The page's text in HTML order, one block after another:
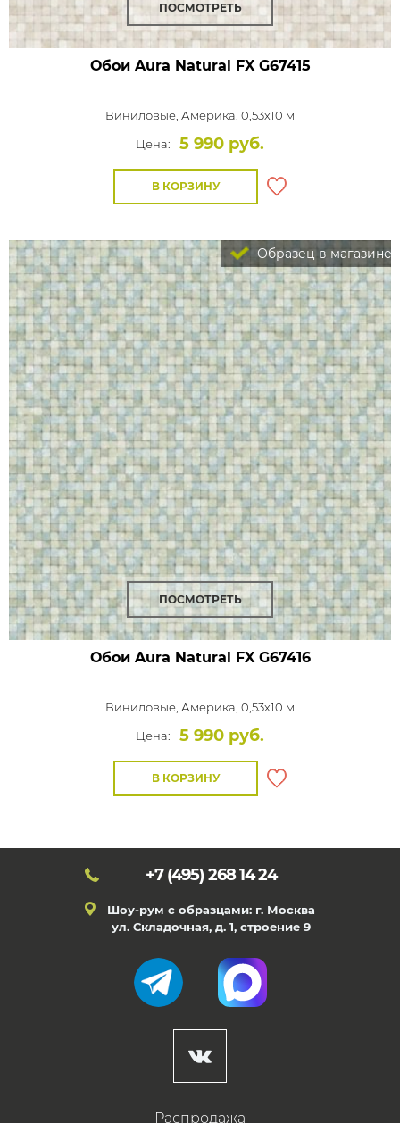
ПОСМОТРЕТЬ
Обои Aura Natural FXG67415
Виниловые, Америка, 0,53x10 м
Цена:
5 990 руб.
В КОРЗИНУ
Образец в магазине
ПОСМОТРЕТЬ
Обои Aura Natural FXG67416
Виниловые, Америка, 0,53x10 м
Цена:
5 990 руб.
В КОРЗИНУ
+7 (495) 268 14 24
Шоу-рум с образцами: г. Москва
ул. Складочная, д. 1, строение 9
Распродажа